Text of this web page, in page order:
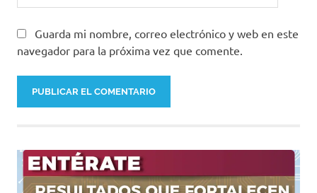
Guarda mi nombre, correo electrónico y web en este
navegador para la próxima vez que comente.